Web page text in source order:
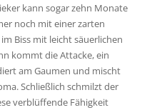
kann sogar zehn Monate
noch mit einer zarten
Biss mit leicht säuerlichen
kommt die Attacke, ein
am Gaumen und mischt
Schließlich schmilzt der
verblüffende Fähigkeit